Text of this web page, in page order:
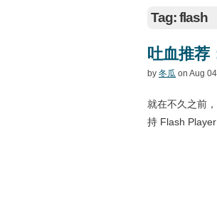
Tag: flash
吐血推荐
by 冬瓜 on Aug
就在不久之前
持 Flash